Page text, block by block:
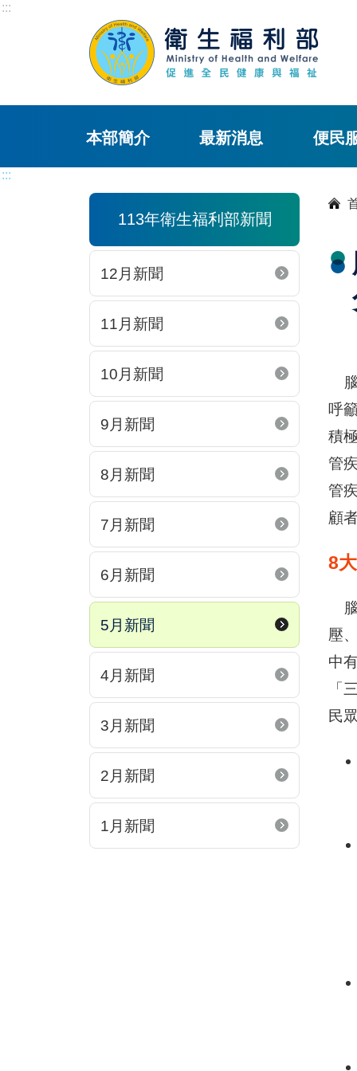
:::
本部簡介 最新消息 便民
:::
113年衛生福利部新聞
12月新聞
11月新聞
10月新聞
9月新聞
8月新聞
7月新聞
6月新聞
5月新聞
4月新聞
3月新聞
2月新聞
1月新聞
腦
呼
積
管
管
顧
8
腦
壓
中
「
民